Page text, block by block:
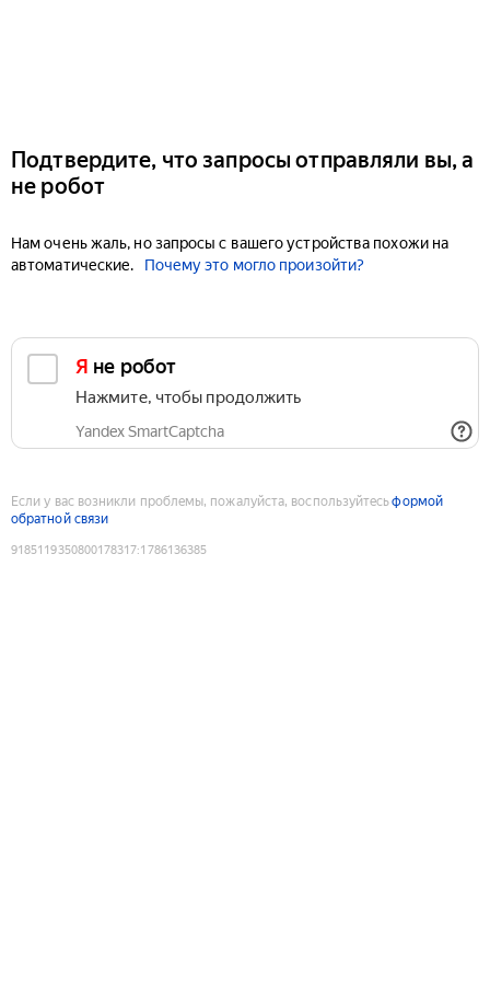
Подтвердите, что запросы отправляли вы, а
не робот
Нам очень жаль, но запросы с вашего устройства похожи на
автоматические.
Почему это могло произойти?
Я не робот
Нажмите, чтобы продолжить
Yandex SmartCaptcha
Если у вас возникли проблемы, пожалуйста, воспользуйтесьформой
обратной связи
9185119350800178317:1786136385